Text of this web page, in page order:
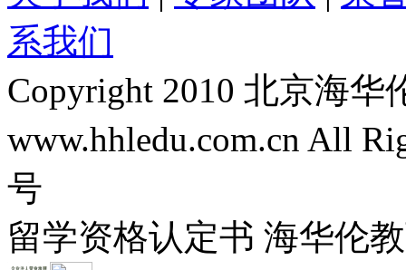
系我们
Copyright 2010 北京海
www.hhledu.com.cn All
号
留学资格认定书 海华伦